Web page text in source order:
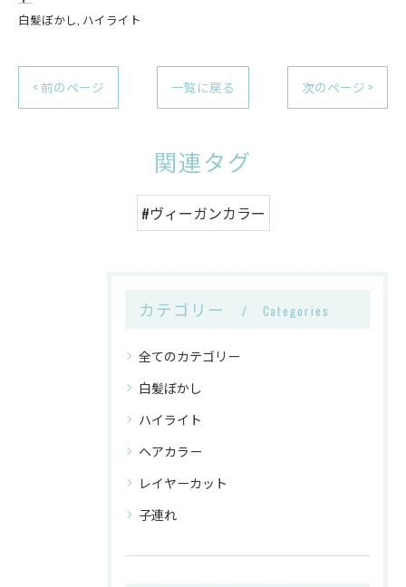
白髪ぼかし ハイライト
< 前のページ 一覧に戻る 次のページ >
関連タグ
#ヴィーガンカラー
カテゴリー Categories
全てのカテゴリー
白髪ぼかし
ハイライト
ヘアカラー
レイヤーカット
子連れ